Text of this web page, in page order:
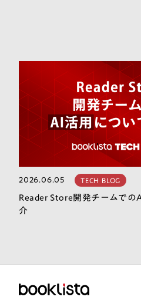
2026.06.05 TECH BLOG
Reader Store開発チームでの
介